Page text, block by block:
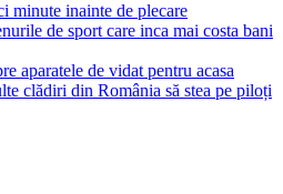
minute inainte de plecare
de sport care inca mai costa bani
aparatele de vidat pentru acasa
clădiri din România să stea pe piloți